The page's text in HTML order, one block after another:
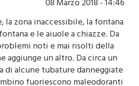
la zona inaccessibile, la fontana
e le aiuole a chiazze. Da
noti e mai risolti della
aggiunge un altro. Da circa un
di alcune tubature danneggiate
fuoriescono maleodoranti
oltre che irrespirabile l’aria,